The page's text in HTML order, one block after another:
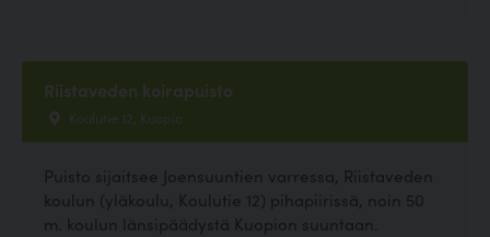
Riistaveden koirapuisto
Koulutie 12, Kuopio
Puisto sijaitsee Joensuuntien varressa, Riistaveden
koulun (yläkoulu, Koulutie 12) pihapiirissä, noin 50
m. koulun länsipäädystä Kuopion suuntaan.